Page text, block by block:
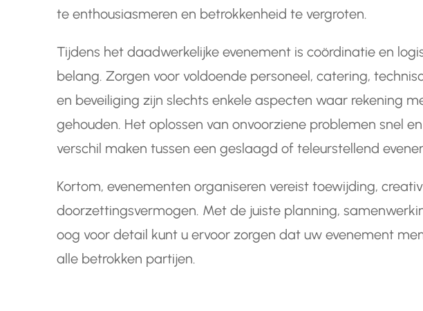
te enthousiasmeren en betrokkenheid te vergroten.
Tijdens het daadwerkelijke evenement is coördinatie en
belang. Zorgen voor voldoende personeel, catering,
en beveiliging zijn slechts enkele aspecten waar rekening
gehouden. Het oplossen van onvoorziene problemen snel
verschil maken tussen een geslaagd of teleurstellend
Kortom, evenementen organiseren vereist toewijding,
doorzettingsvermogen. Met de juiste planning,
oog voor detail kunt u ervoor zorgen dat uw evenement
alle betrokken partijen.